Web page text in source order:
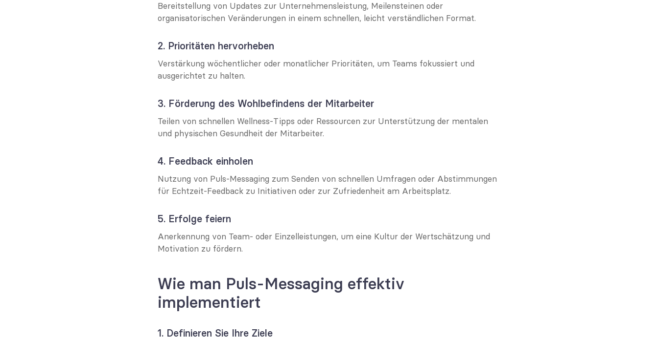
Bereitstellung von Updates zur Unternehmensleistung, Meilensteinen oder
organisatorischen Veränderungen in einem schnellen, leicht verständlichen Format.
2. Prioritäten hervorheben
Verstärkung wöchentlicher oder monatlicher Prioritäten, um Teams fokussiert und
ausgerichtet zu halten.
3. Förderung des Wohlbefindens der Mitarbeiter
Teilen von schnellen Wellness-Tipps oder Ressourcen zur Unterstützung der mentalen
und physischen Gesundheit der Mitarbeiter.
4. Feedback einholen
Nutzung von Puls-Messaging zum Senden von schnellen Umfragen oder Abstimmungen
für Echtzeit-Feedback zu Initiativen oder zur Zufriedenheit am Arbeitsplatz.
5. Erfolge feiern
Anerkennung von Team- oder Einzelleistungen, um eine Kultur der Wertschätzung und
Motivation zu fördern.
Wie man Puls-Messaging effektiv
implementiert
1. Definieren Sie Ihre Ziele